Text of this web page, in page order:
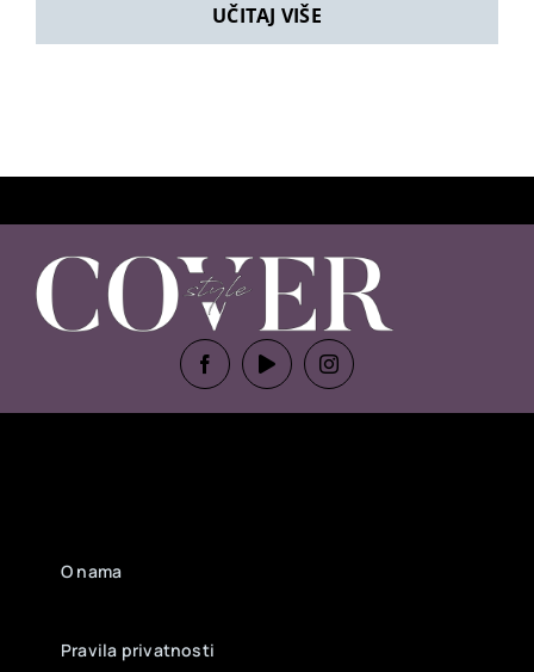
UČITAJ VIŠE
O nama
Pravila privatnosti